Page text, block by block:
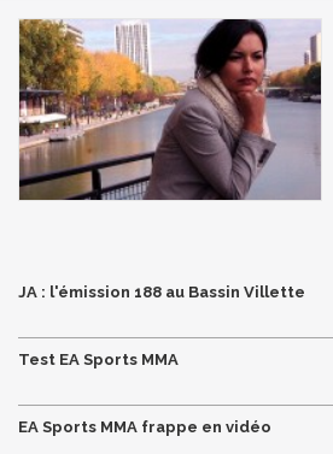
JA : l'émission 188 au Bassin Villette
Test EA Sports MMA
EA Sports MMA frappe en vidéo